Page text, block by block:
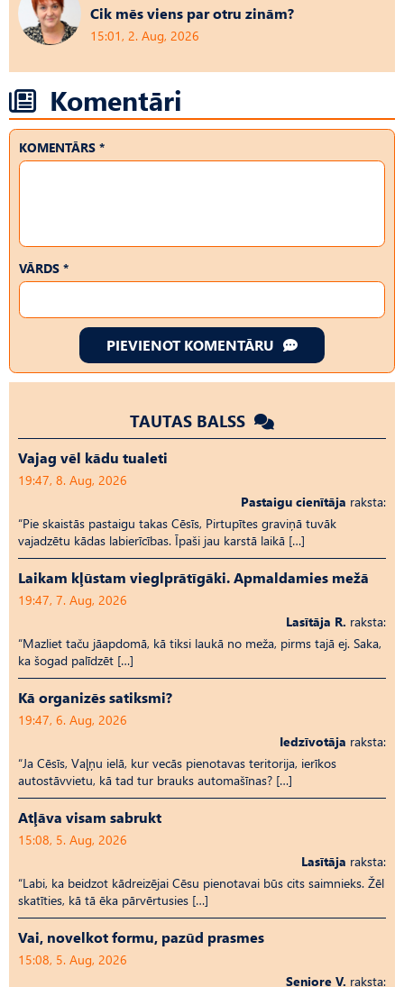
Cik mēs viens par otru zinām?
15:01, 2. Aug, 2026
Komentāri
KOMENTĀRS *
VĀRDS *
PIEVIENOT KOMENTĀRU
TAUTAS BALSS
Vajag vēl kādu tualeti
19:47, 8. Aug, 2026
Pastaigu cienītāja raksta:
“Pie skaistās pastaigu takas Cēsīs, Pirtupītes graviņā tuvāk
vajadzētu kādas labierīcības. Īpaši jau karstā laikā […]
Laikam kļūstam vieglprātīgāki. Apmaldamies mežā
19:47, 7. Aug, 2026
Lasītāja R. raksta:
“Mazliet taču jāapdomā, kā tiksi laukā no meža, pirms tajā ej. Saka,
ka šogad palīdzēt […]
Kā organizēs satiksmi?
19:47, 6. Aug, 2026
Iedzīvotāja raksta:
“Ja Cēsīs, Vaļņu ielā, kur vecās pienotavas teritorija, ierīkos
autostāvvietu, kā tad tur brauks automašīnas? […]
Atļāva visam sabrukt
15:08, 5. Aug, 2026
Lasītāja raksta:
“Labi, ka beidzot kādreizējai Cēsu pienotavai būs cits saimnieks. Žēl
skatīties, kā tā ēka pārvērtusies […]
Vai, novelkot formu, pazūd prasmes
15:08, 5. Aug, 2026
Seniore V. raksta: